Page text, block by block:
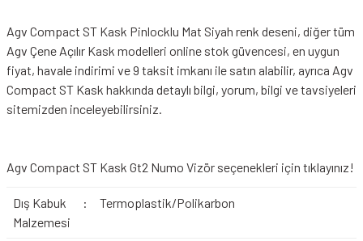
Agv Compact ST Kask Pinlocklu Mat Siyah renk deseni, diğer tüm
Agv Çene Açılır Kask modelleri online stok güvencesi, en uygun
fiyat, havale indirimi ve 9 taksit imkanı ile satın alabilir, ayrıca Agv
Compact ST Kask hakkında detaylı bilgi, yorum, bilgi ve tavsiyeleri
sitemizden inceleyebilirsiniz.
Agv Compact ST Kask Gt2 Numo Vizör seçenekleri için tıklayınız!
Dış Kabuk
Malzemesi
: Termoplastik/Polikarbon